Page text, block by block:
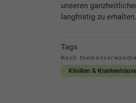
unseren
langfristig zu erhalten.
Tags
Nach
Kliniken &